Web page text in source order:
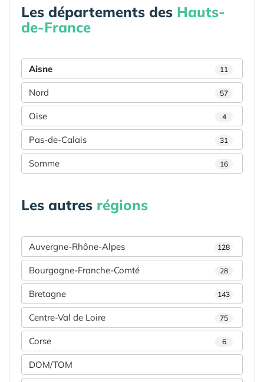
Les départements des Hauts-
de-France
Aisne 11
Nord 57
Oise 4
Pas-de-Calais 31
Somme 16
Les autres régions
Auvergne-Rhône-Alpes 128
Bourgogne-Franche-Comté 28
Bretagne 143
Centre-Val de Loire 75
Corse 6
DOM/TOM